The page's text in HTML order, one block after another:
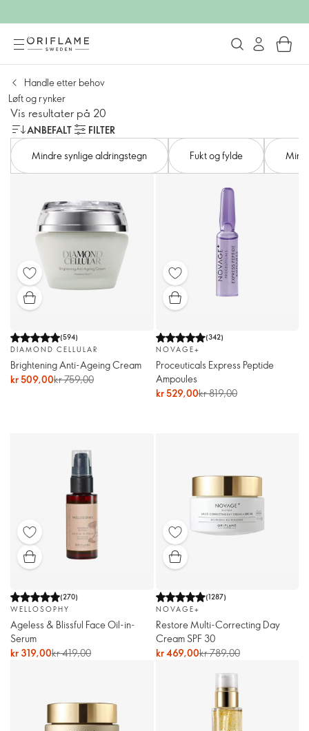
Handle etter behov
Løft og rynker
Vis resultater på 20
ANBEFALT
FILTER
Mindre synlige aldringstegn
Fukt og fylde
(594)
DIAMOND CELLULAR
Brightening Anti-Ageing Cream
kr 509,00kr 759,00
(342)
NOVAGE+
Proceuticals Express Peptide
Ampoules
kr 529,00kr 819,00
(270)
WELLOSOPHY
Ageless & Blissful Face Oil-in-
Serum
kr 319,00kr 419,00
(1287)
NOVAGE+
Restore Multi-Correcting Day
Cream SPF 30
kr 469,00kr 789,00